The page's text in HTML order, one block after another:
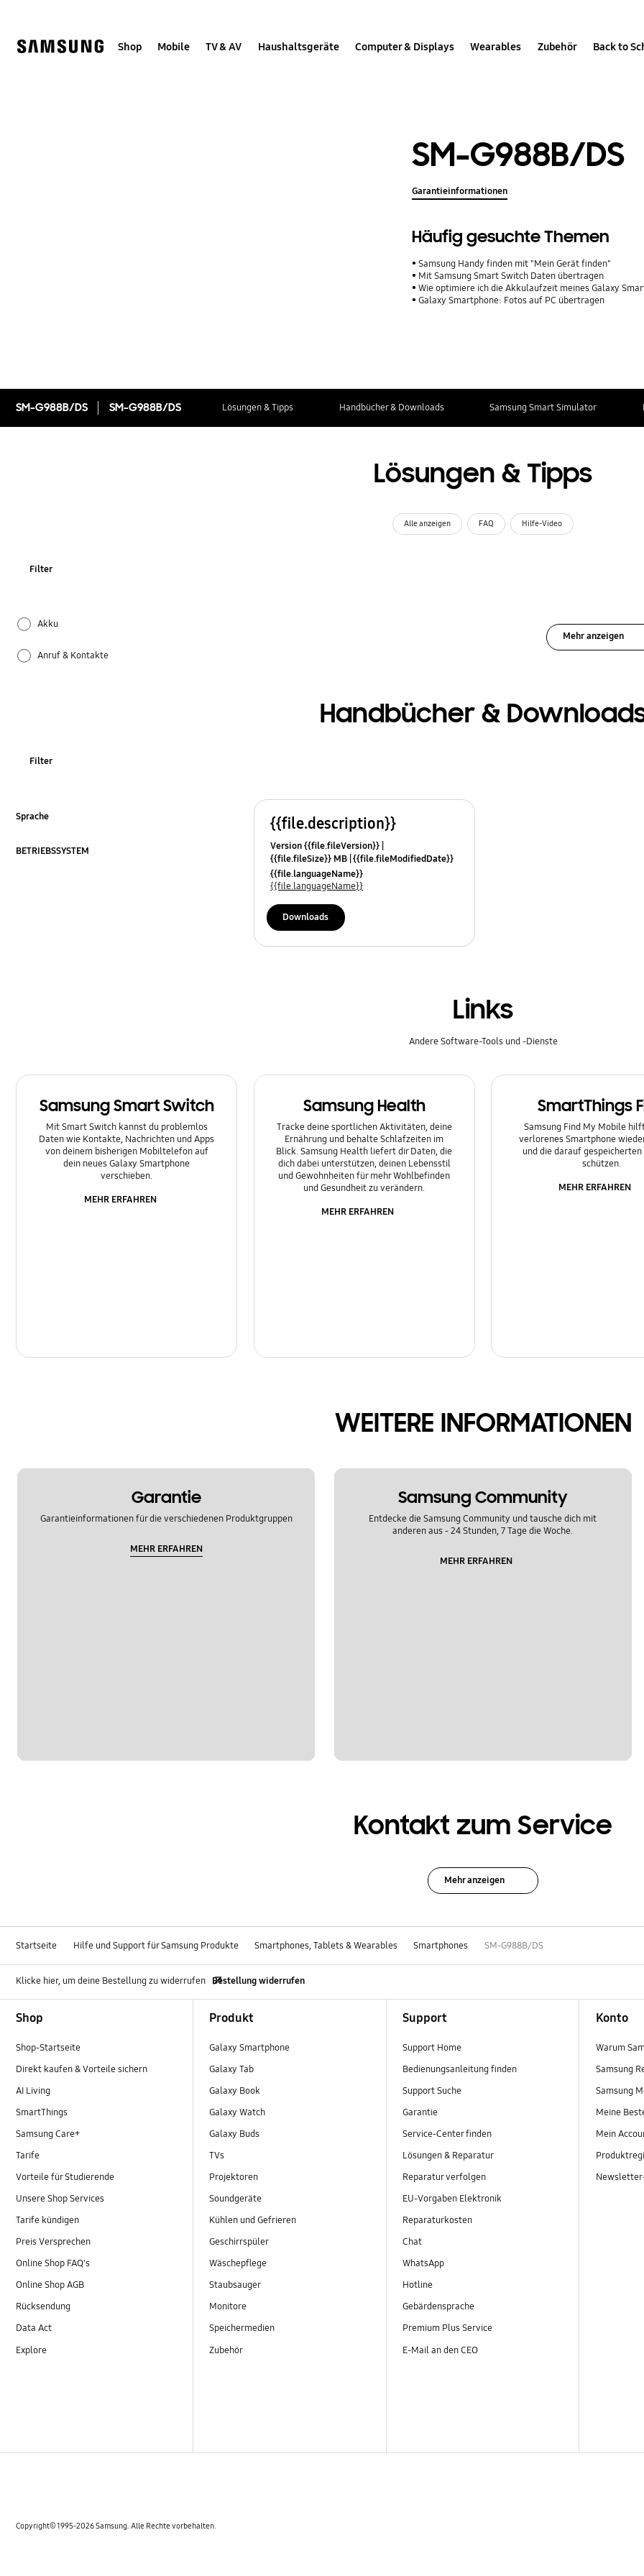
help
Shop Mobile TV & AV Haushaltsgeräte Computer & Displays Wearables Zubehör Back to
SM-G988B/DS
Garantieinformationen
Häufig gesuchte Themen
Samsung Handy finden mit "Mein Gerät finden"
Mit Samsung Smart Switch Daten übertragen
Wie optimiere ich die Akkulaufzeit meines Galaxy
Galaxy Smartphone: Fotos auf PC übertragen
SM-G988B/DS SM-G988B/DS Lösungen & Tipps Handbücher & Downloads Samsung Smart Simulator
Lösungen & Tipps
Alle anzeigen FAQ Hilfe-Video
Filter
Akku
Anruf & Kontakte
Firmware-Update
Galaxy Apps
Sperre
Ton
Mehr anzeigen
Handbücher &
Filter
Sprache
BETRIEBSSYSTEM
{{file.description}}
Version {{file.fileVersion}}
{{file.fileSize}} MB {{file.fileModifiedDate}}
{{file.osNames}}
{{file.languageName}}
{{file.languageName}}
Downloads
Links
Andere Software-Tools und -Dienste
Samsung Smart Switch
Mit Smart Switch kannst du problemlos
Daten wie Kontakte, Nachrichten und Apps
von deinem bisherigen Mobiltelefon auf
dein neues Galaxy Smartphone
verschieben.
MEHR ERFAHREN
Samsung Health
Tracke deine sportlichen Aktivitäten, deine
Ernährung und behalte Schlafzeiten im
Blick. Samsung Health liefert dir Daten, die
dich dabei unterstützen, deinen Lebensstil
und Gewohnheiten für mehr Wohlbefinden
und Gesundheit zu verändern.
MEHR ERFAHREN
SmartThings
Samsung Find My Mobile
verlorenes Smartphone
und die darauf
schützen.
MEHR ERFAHREN
WEITERE INFORMATIONEN
Garantie
Garantieinformationen für die verschiedenen Produktgruppen
MEHR ERFAHREN
Samsung Community
Entdecke die Samsung Community und tausche dich mit
anderen aus - 24 Stunden, 7 Tage die Woche.
MEHR ERFAHREN
Kontakt zum Service
Mehr anzeigen
Startseite Hilfe und Support für Samsung Produkte Smartphones, Tablets & Wearables Smartphones SM-G988B/DS
Klicke hier, um deine Bestellung zu widerrufen Bestellung widerrufen
Shop
Shop-Startseite
Direkt kaufen & Vorteile sichern
AI Living
SmartThings
Samsung Care+
Tarife
Vorteile für Studierende
Unsere Shop Services
Tarife kündigen
Preis Versprechen
Online Shop FAQ's
Online Shop AGB
Rücksendung
Data Act
Explore
Produkt
Galaxy Smartphone
Galaxy Tab
Galaxy Book
Galaxy Watch
Galaxy Buds
TVs
Projektoren
Soundgeräte
Kühlen und Gefrieren
Geschirrspüler
Wäschepflege
Staubsauger
Monitore
Speichermedien
Zubehör
Support
Support Home
Bedienungsanleitung finden
Support Suche
Garantie
Service-Center finden
Lösungen & Reparatur
Reparatur verfolgen
EU-Vorgaben Elektronik
Reparaturkosten
Chat
WhatsApp
Hotline
Gebärdensprache
Premium Plus Service
E-Mail an den CEO
Konto
Warum
Samsung
Samsung
Meine
Mein
Copyright© 1995-2026 Samsung. Alle Rechte vorbehalten.